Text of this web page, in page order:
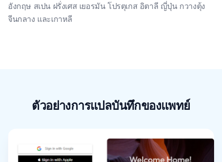
อังกฤษ สเปน ฝรั่งเศส เยอรมัน โปรตุเกส อิตาลี ญี่ปุ่น กวางตุ้ง
จีนกลาง และเกาหลี
ตัวอย่างการแปลบันทึกของแพทย์